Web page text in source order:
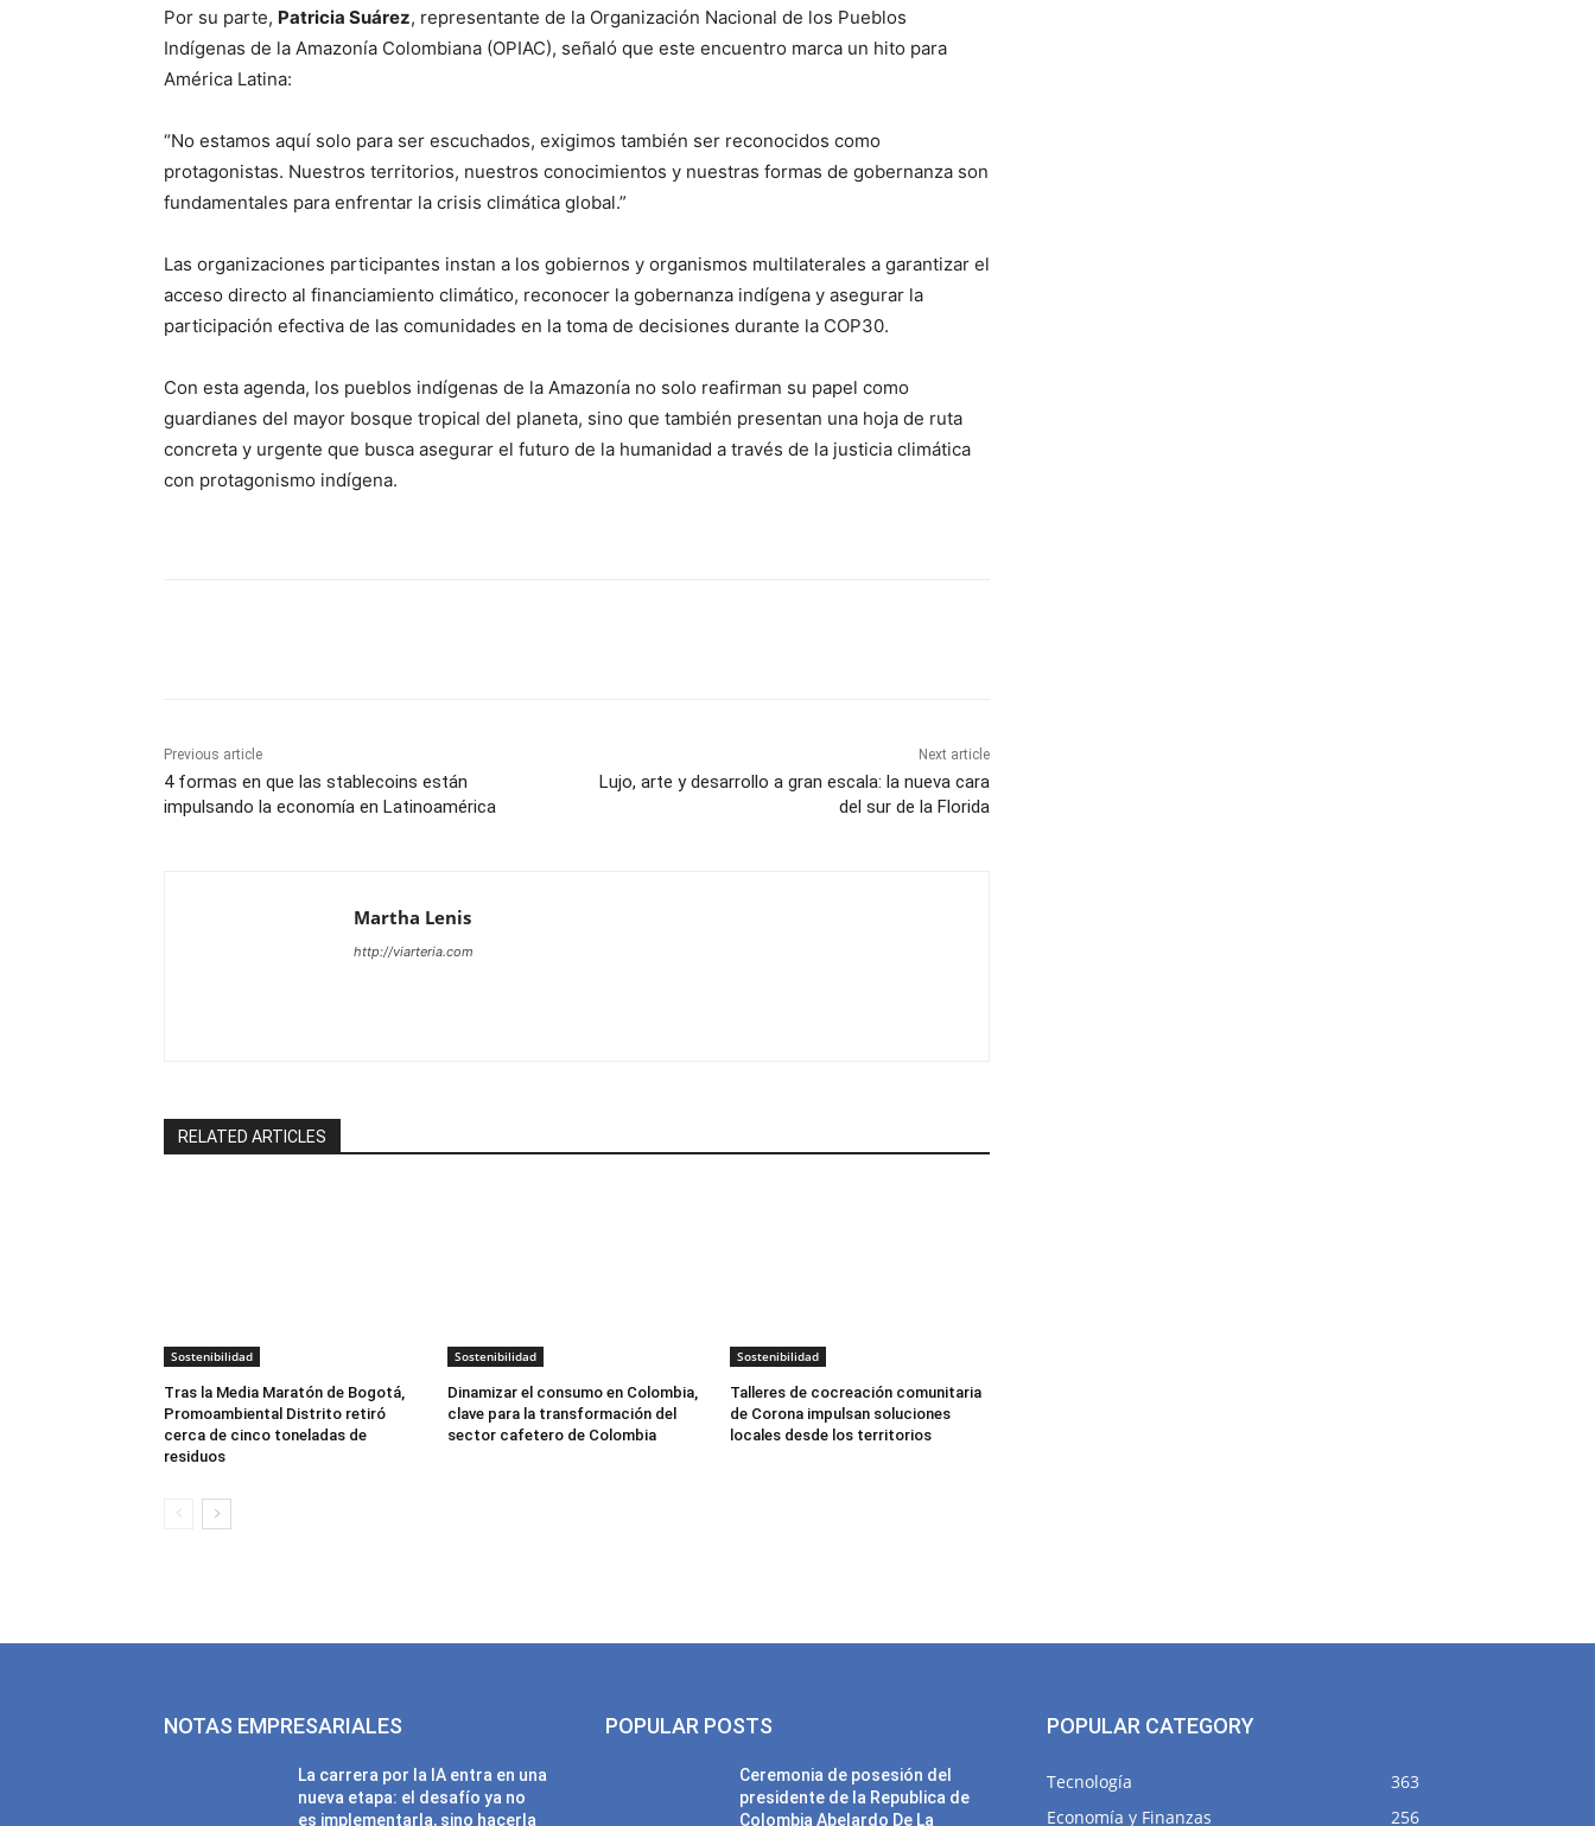
Por su parte, Patricia Suárez, representante de la Organización Nacional de los Pueblos
Indígenas de la Amazonía Colombiana (OPIAC), señaló que este encuentro marca un hito para
América Latina:
“No estamos aquí solo para ser escuchados, exigimos también ser reconocidos como
protagonistas. Nuestros territorios, nuestros conocimientos y nuestras formas de gobernanza son
fundamentales para enfrentar la crisis climática global.”
Las organizaciones participantes instan a los gobiernos y organismos multilaterales a garantizar el
acceso directo al financiamiento climático, reconocer la gobernanza indígena y asegurar la
participación efectiva de las comunidades en la toma de decisiones durante la COP30.
Con esta agenda, los pueblos indígenas de la Amazonía no solo reafirman su papel como
guardianes del mayor bosque tropical del planeta, sino que también presentan una hoja de ruta
concreta y urgente que busca asegurar el futuro de la humanidad a través de la justicia climática
con protagonismo indígena.
Previous article
4 formas en que las stablecoins están
impulsando la economía en Latinoamérica
Next article
Lujo, arte y desarrollo a gran escala: la nueva cara
del sur de la Florida
Martha Lenis
http://viarteria.com
RELATED ARTICLES
Sostenibilidad
Tras la Media Maratón de Bogotá,
Promoambiental Distrito retiró
cerca de cinco toneladas de
residuos
Sostenibilidad
Dinamizar el consumo en Colombia,
clave para la transformación del
sector cafetero de Colombia
Sostenibilidad
Talleres de cocreación comunitaria
de Corona impulsan soluciones
locales desde los territorios
NOTAS EMPRESARIALES
La carrera por la IA entra en una
nueva etapa: el desafío ya no
es implementarla, sino hacerla
POPULAR POSTS
Ceremonia de posesión del
presidente de la Republica de
Colombia Abelardo De La
POPULAR CATEGORY
Tecnología
363
Economía y Finanzas
256